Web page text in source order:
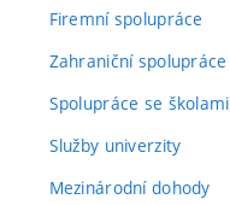
Firemní spolupráce
Zahraniční spolupráce
Spolupráce se školami
Služby univerzity
Mezinárodní dohody